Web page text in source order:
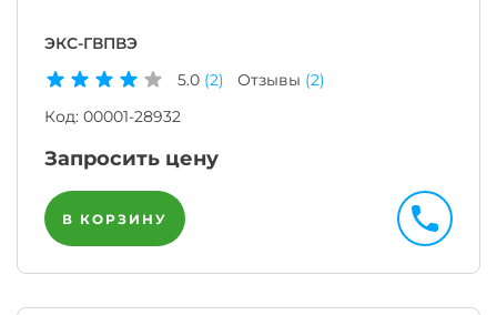
ЭКС-ГВПВЭ
5.0 (2) Отзывы (2)
Код: 00001-28932
Запросить цену
В КОРЗИНУ